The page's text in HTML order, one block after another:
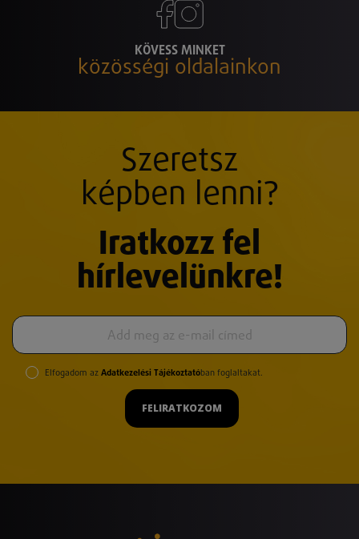
KÖVESS MINKET
közösségi oldalainkon
Szeretsz
képben lenni?
Iratkozz fel
hírlevelünkre!
Elfogadom az Adatkezelési Tájékoztatóban foglaltakat.
FELIRATKOZOM